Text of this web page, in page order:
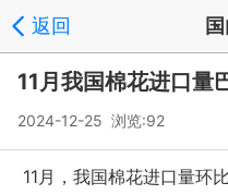
返回
11月我国棉花进口量
2024-12-25 浏览:92
11月，我国棉花进口量环